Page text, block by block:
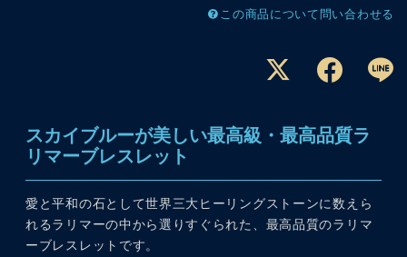
この商品について問い合わせる
スカイブルーが美しい最高級・最高品質ラ
リマーブレスレット
愛と平和の石として世界三大ヒーリングストーンに数えら
れるラリマーの中から選りすぐられた、最高品質のラリマ
ーブレスレットです。